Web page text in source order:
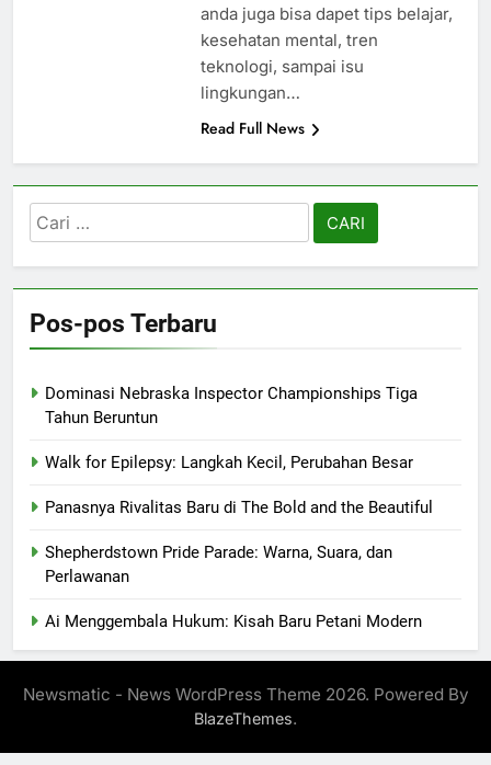
anda juga bisa dapet tips belajar,
kesehatan mental, tren
teknologi, sampai isu
lingkungan…
Read Full News
Cari
untuk:
Pos-pos Terbaru
Dominasi Nebraska Inspector Championships Tiga
Tahun Beruntun
Walk for Epilepsy: Langkah Kecil, Perubahan Besar
Panasnya Rivalitas Baru di The Bold and the Beautiful
Shepherdstown Pride Parade: Warna, Suara, dan
Perlawanan
Ai Menggembala Hukum: Kisah Baru Petani Modern
Newsmatic - News WordPress Theme 2026. Powered By
BlazeThemes.